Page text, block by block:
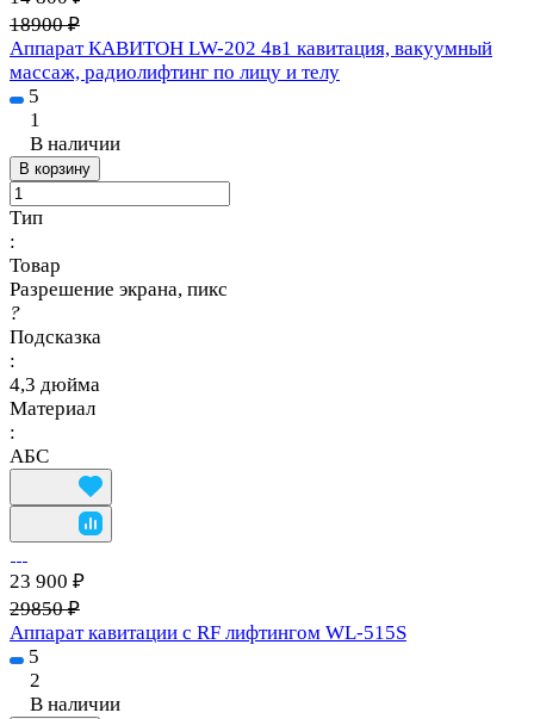
18900 ₽
Аппарат КАВИТОН LW-202 4в1 кавитация, вакуумный
массаж, радиолифтинг по лицу и телу
5
1
В наличии
В корзину
Тип
:
Товар
Разрешение экрана, пикс
?
Подсказка
:
4,3 дюйма
Материал
:
АБС
23 900 ₽
29850 ₽
Аппарат кавитации с RF лифтингом WL-515S
5
2
В наличии